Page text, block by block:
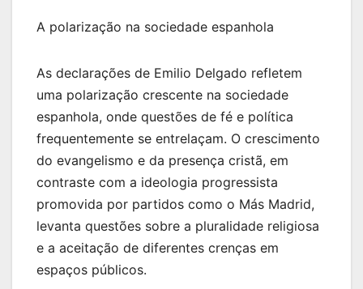
A polarização na sociedade espanhola
As declarações de Emilio Delgado refletem
uma polarização crescente na sociedade
espanhola, onde questões de fé e política
frequentemente se entrelaçam. O crescimento
do evangelismo e da presença cristã, em
contraste com a ideologia progressista
promovida por partidos como o Más Madrid,
levanta questões sobre a pluralidade religiosa
e a aceitação de diferentes crenças em
espaços públicos.